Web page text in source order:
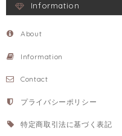
Information
About
Information
Contact
プライバシーポリシー
特定商取引法に基づく表記